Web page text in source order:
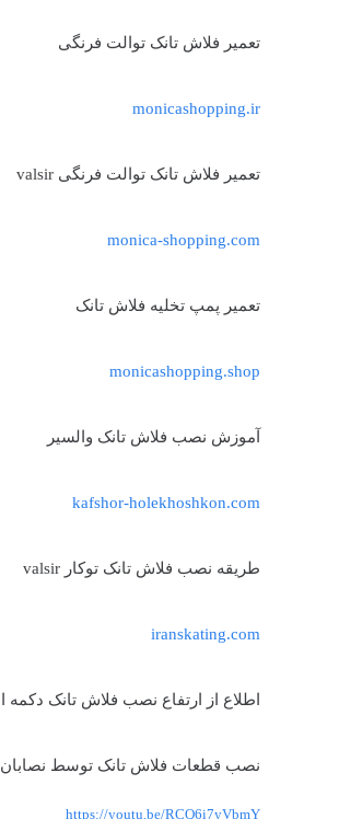
تعمیر فلاش تانک توالت فرنگی
monicashopping.ir
تعمیر فلاش تانک توالت فرنگی valsir
monica-shopping.com
تعمیر پمپ تخلیه فلاش تانک
monicashopping.shop
آموزش نصب فلاش تانک والسیر
kafshor-holekhoshkon.com
طریقه نصب فلاش تانک توکار valsir
iranskating.com
اطلاع از ارتفاع نصب فلاش تانک دکمه
نصب قطعات فلاش تانک توسط نصابان
https://youtu.be/RCQ6i7yVbmY